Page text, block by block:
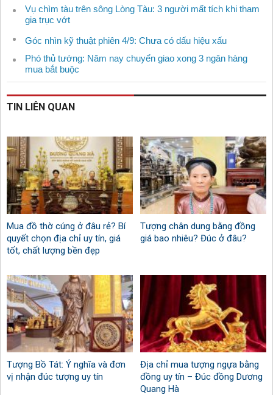
Vụ chìm tàu trên sông Lòng Tàu: 3 người mất tích khi tham
gia trục vớt
Góc nhìn kỹ thuật phiên 4/9: Chưa có dấu hiệu xấu
Phó thủ tướng: Năm nay chuyển giao xong 3 ngân hàng
mua bắt buộc
TIN LIÊN QUAN
Mua đồ thờ cúng ở đâu rẻ? Bí
quyết chọn địa chỉ uy tín, giá
tốt, chất lượng bền đẹp
Tượng chân dung bằng đồng
giá bao nhiêu? Đúc ở đâu?
Tượng Bồ Tát: Ý nghĩa và đơn
vị nhận đúc tượng uy tín
Địa chỉ mua tượng ngựa bằng
đồng uy tín – Đúc đồng Dương
Quang Hà